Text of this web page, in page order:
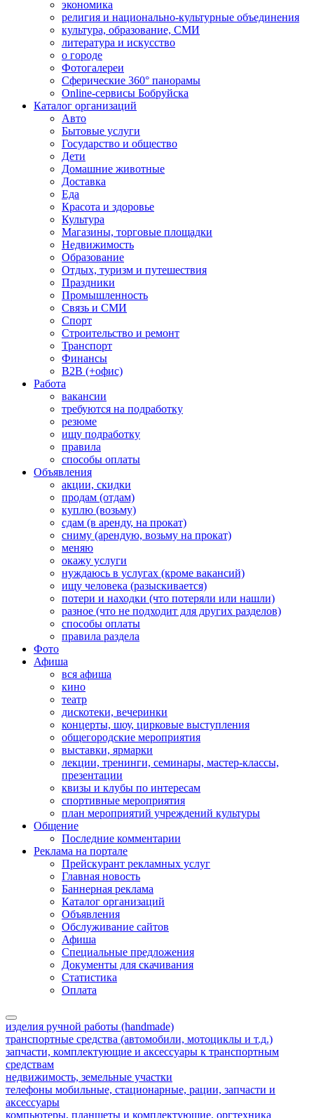
экономика
религия и национально-культурные объединения
культура, образование, СМИ
литература и искусство
о городе
Фотогалереи
Сферические 360° панорамы
Online-сервисы Бобруйска
Каталог организаций
Авто
Бытовые услуги
Государство и общество
Дети
Домашние животные
Доставка
Еда
Красота и здоровье
Культура
Магазины, торговые площадки
Недвижимость
Образование
Отдых, туризм и путешествия
Праздники
Промышленность
Связь и СМИ
Спорт
Строительство и ремонт
Транспорт
Финансы
B2B (+офис)
Работа
вакансии
требуются на подработку
резюме
ищу подработку
правила
способы оплаты
Объявления
акции, скидки
продам (отдам)
куплю (возьму)
сдам (в аренду, на прокат)
сниму (арендую, возьму на прокат)
меняю
окажу услуги
нуждаюсь в услугах (кроме вакансий)
ищу человека (разыскивается)
потери и находки (что потеряли или нашли)
разное (что не подходит для других разделов)
способы оплаты
правила раздела
Фото
Афиша
вся афиша
кино
театр
дискотеки, вечеринки
концерты, шоу, цирковые выступления
общегородские мероприятия
выставки, ярмарки
лекции, тренинги, семинары, мастер-классы,
презентации
квизы и клубы по интересам
спортивные мероприятия
план мероприятий учреждений культуры
Общение
Последние комментарии
Реклама на портале
Прейскурант рекламных услуг
Главная новость
Баннерная реклама
Каталог организаций
Объявления
Обслуживание сайтов
Афиша
Специальные предложения
Документы для скачивания
Статистика
Оплата
изделия ручной работы (handmade)
транспортные средства (автомобили, мотоциклы и т.д.)
запчасти, комплектующие и аксессуары к транспортным
средствам
недвижимость, земельные участки
телефоны мобильные, стационарные, рации, запчасти и
аксессуары
компьютеры, планшеты и комплектующие, оргтехника